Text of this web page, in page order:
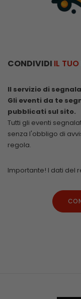
CONDIVIDI IL
Il servizio di
Gli eventi da te
pubblicati sul sito.
Tutti gli eventi
senza l'obbligo di
regola.
Importante! I dati del